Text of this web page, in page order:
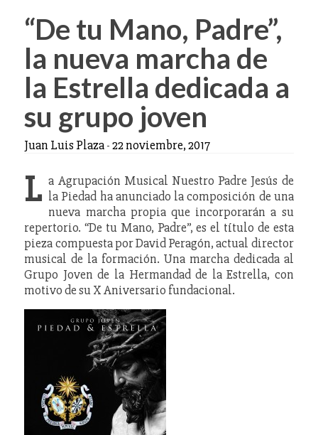
“De tu Mano, Padre”,
la nueva marcha de
la Estrella dedicada a
su grupo joven
Juan Luis Plaza-22 noviembre, 2017
L a Agrupación Musical Nuestro Padre Jesús de
la Piedad ha anunciado la composición de una
nueva marcha propia que incorporarán a su
repertorio. “De tu Mano, Padre”, es el título de esta
pieza compuesta por David Peragón, actual director
musical de la formación. Una marcha dedicada al
Grupo Joven de la Hermandad de la Estrella, con
motivo de su X Aniversario fundacional.